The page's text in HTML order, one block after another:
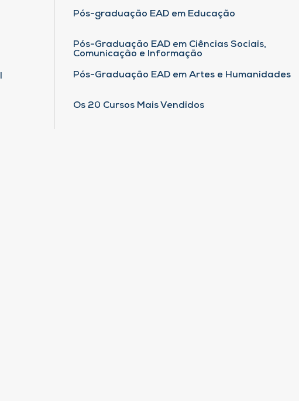
Pós-graduação EAD em Educação
Pós-Graduação EAD em Ciências Sociais,
Comunicação e Informação
Pós-Graduação EAD em Artes e Humanidades
Os 20 Cursos Mais Vendidos